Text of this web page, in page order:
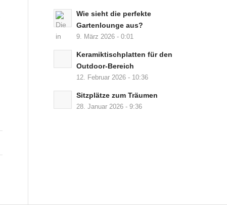
Wie sieht die perfekte
Gartenlounge aus?
9. März 2026 - 0:01
Keramiktischplatten für den
Outdoor-Bereich
12. Februar 2026 - 10:36
Sitzplätze zum Träumen
28. Januar 2026 - 9:36